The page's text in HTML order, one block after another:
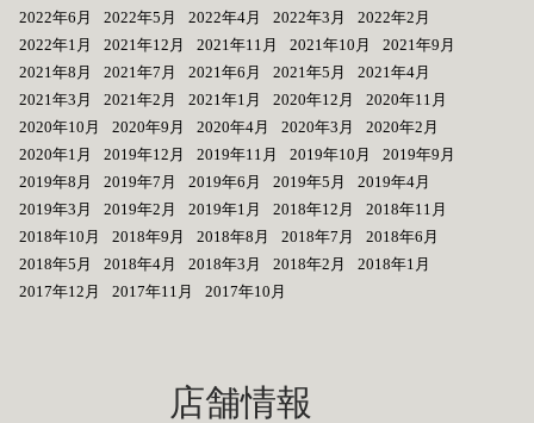
2022年6月 2022年5月 2022年4月 2022年3月
2022年2月
2022年1月
2021年12月 2021年11月 2021年10月
2021年9月
2021年8月
2021年7月 2021年6月 2021年5月
2021年4月
2021年3月
2021年2月 2021年1月 2020年12月
2020年11月
2020年10月
2020年9月 2020年4月 2020年3月
2020年2月
2020年1月
2019年12月 2019年11月 2019年10月
2019年9月
2019年8月
2019年7月 2019年6月 2019年5月
2019年4月
2019年3月
2019年2月 2019年1月 2018年12月
2018年11月
2018年10月
2018年9月 2018年8月 2018年7月
2018年6月
2018年5月
2018年4月 2018年3月 2018年2月
2018年1月
2017年12月
2017年11月 2017年10月
店舗情報